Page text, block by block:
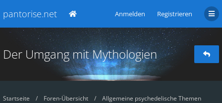
pantorise.net Anmelden Registrieren
Der Umgang mit Mythologien
Startseite Foren-Übersicht
Allgemeine psychedelische Themen